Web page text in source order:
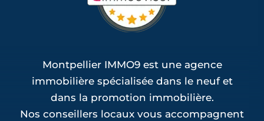
Montpellier IMMO9 est une agence
immobilière spécialisée dans le neuf et
dans la promotion immobilière.
Nos conseillers locaux vous accompagnent